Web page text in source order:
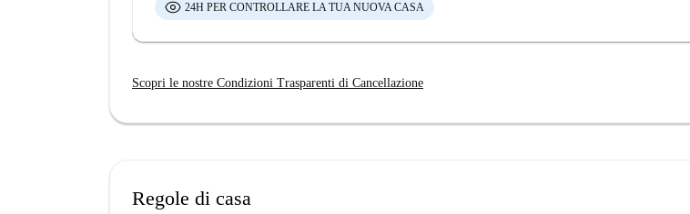
24H PER CONTROLLARE LA TUA NUOVA CASA
Scopri le nostre Condizioni Trasparenti di Cancellazione
Regole di casa